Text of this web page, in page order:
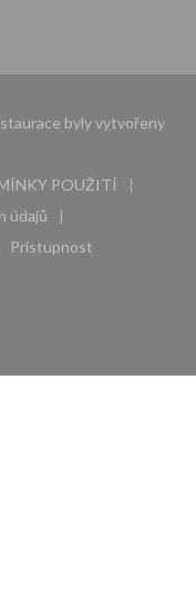
byly vytvořeny
se v novém okně))
POUŽITÍ
((otevře se v novém
údajů
se v novém okně))
okně))
Pristupnost
((otevře se v novém